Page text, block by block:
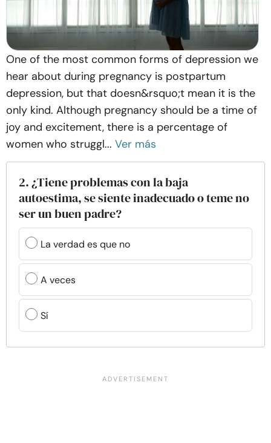
One of the most common forms of depression we
hear about during pregnancy is postpartum
depression, but that doesn&rsquo;t mean it is the
only kind. Although pregnancy should be a time of
joy and excitement, there is a percentage of
women who struggl... Ver más
2. ¿Tiene problemas con la baja
autoestima, se siente inadecuado o teme no
ser un buen padre?
La verdad es que no
A veces
Sí